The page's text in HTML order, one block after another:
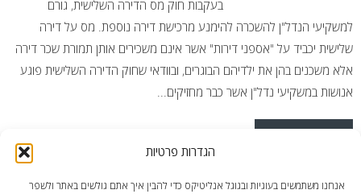
הגדרות פרטיות
אנחנו משתמשים בעוגיות ובגוגל אנליטיקס כדי להבין איך אתם גולשים באתר ולשפר
בעקבות חוק מס הדירה השלישית, גורם
למשקיעי הנדל"ן להשכרה להימנע מרכישת דירה נוספת. מס על דירה
שלישית יכביד על "אספני דירות" אשר אינם משכירים אותן תמורת שכר דירה
אלא משכנים בהן את ילדיהם הבוגרים, ובוודאי שחוק הדירה השלישית פוגע
אנושות במשקיעי נדל"ן אשר כבר מחזיקים...
READ MORE